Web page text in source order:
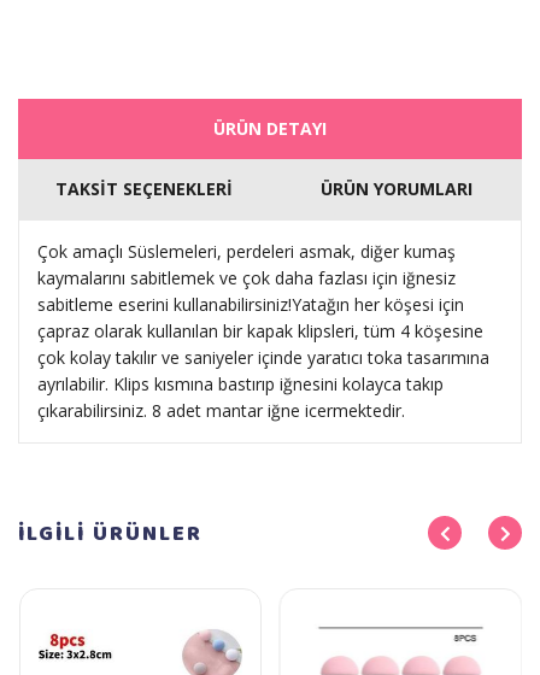
ÜRÜN DETAYI
TAKSİT SEÇENEKLERİ ÜRÜN YORUMLARI
Çok amaçlı Süslemeleri, perdeleri asmak, diğer kumaş
kaymalarını sabitlemek ve çok daha fazlası için iğnesiz
sabitleme eserini kullanabilirsiniz!Yatağın her köşesi için
çapraz olarak kullanılan bir kapak klipsleri, tüm 4 köşesine
çok kolay takılır ve saniyeler içinde yaratıcı toka tasarımına
ayrılabilir. Klips kısmına bastırıp iğnesini kolayca takıp
çıkarabilirsiniz. 8 adet mantar iğne icermektedir.
İLGİLİ ÜRÜNLER